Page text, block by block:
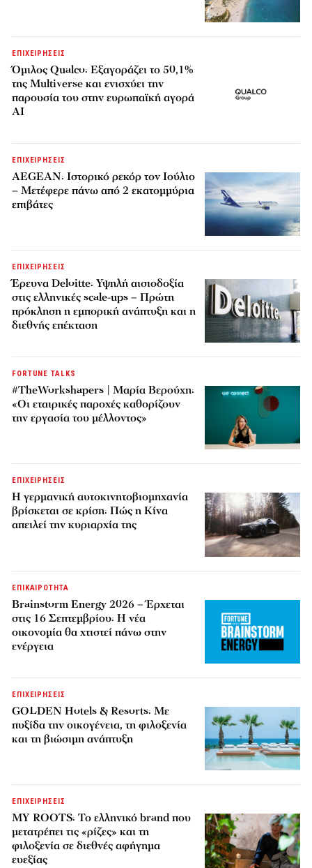
ΕΠΙΧΕΙΡΗΣΕΙΣ
Όμιλος Qualco: Εξαγοράζει το 50,1%
της Multiverse και ενισχύει την
παρουσία του στην ευρωπαϊκή αγορά
AI
ΕΠΙΧΕΙΡΗΣΕΙΣ
AEGEAN: Ιστορικό ρεκόρ τον Ιούλιο
– Μετέφερε πάνω από 2 εκατομμύρια
επιβάτες
ΕΠΙΧΕΙΡΗΣΕΙΣ
Έρευνα Deloitte: Υψηλή αισιοδοξία
στις ελληνικές scale-ups – Πρώτη
πρόκληση η εμπορική ανάπτυξη και η
διεθνής επέκταση
FORTUNE TALKS
#TheWorkshapers | Μαρία Βερούχη:
«Οι εταιρικές παροχές καθορίζουν
την εργασία του μέλλοντος»
ΕΠΙΧΕΙΡΗΣΕΙΣ
Η γερμανική αυτοκινητοβιομηχανία
βρίσκεται σε κρίση: Πώς η Κίνα
απειλεί την κυριαρχία της
ΕΠΙΚΑΙΡΟΤΗΤΑ
Brainstorm Energy 2026 – Έρχεται
στις 16 Σεπτεμβρίου: Η νέα
οικονομία θα χτιστεί πάνω στην
ενέργεια
ΕΠΙΧΕΙΡΗΣΕΙΣ
GOLDEN Hotels & Resorts: Με
πυξίδα την οικογένεια, τη φιλοξενία
και τη βιώσιμη ανάπτυξη
ΕΠΙΧΕΙΡΗΣΕΙΣ
MY ROOTS: Το ελληνικό brand που
μετατρέπει τις «ρίζες» και τη
φιλοξενία σε διεθνές αφήγημα
ευεξίας